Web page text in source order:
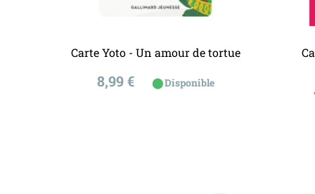
Carte Yoto - Un amour de tortue
Prix
8,99 € ⬤Disponible